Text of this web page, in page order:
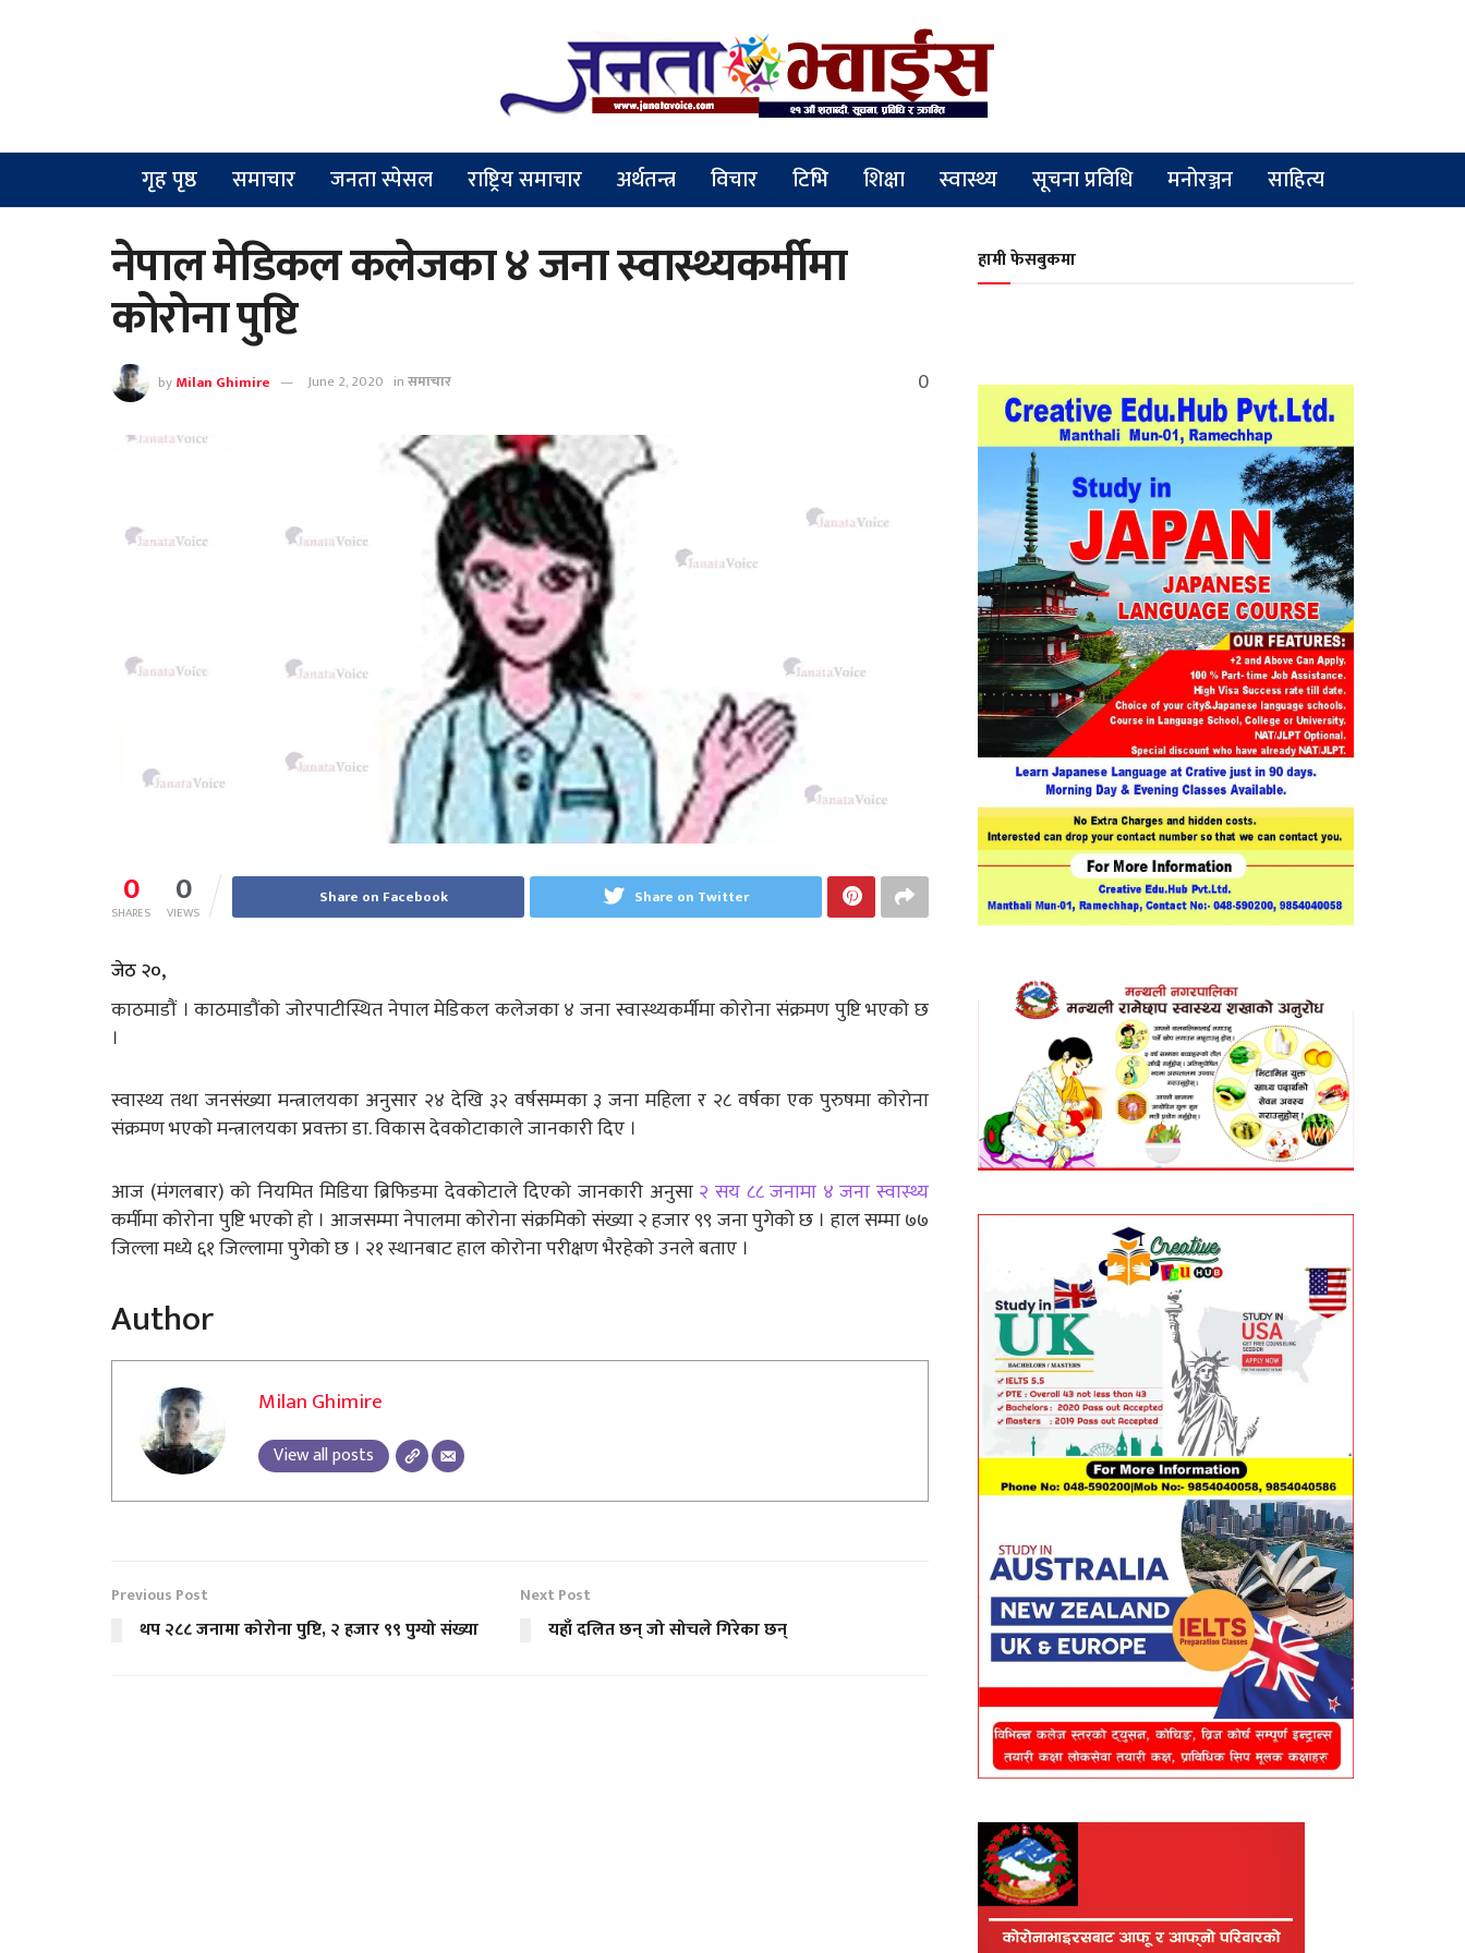
गृह पृष्ठ समाचार जनता स्पेसल राष्ट्रिय समाचार अर्थतन्त्र विचार टिभि शिक्षा स्वास्थ्य सूचना प्रविधि मनोरञ्जन साहित्य
नेपाल मेडिकल कलेजका ४ जना स्वास्थ्यकर्मीमा
कोरोना पुष्टि
byMilan Ghimire June 2, 2020 inसमाचार 0
0
SHARES 0
VIEWS
Share on Facebook Share on Twitter
जेठ २०,
काठमाडौं । काठमाडौंको जोरपाटीस्थित नेपाल मेडिकल कलेजका ४ जना स्वास्थ्यकर्मीमा कोरोना संक्रमण पुष्टि भएको छ
।
स्वास्थ्य तथा जनसंख्या मन्त्रालयका अनुसार २४ देखि ३२ वर्षसम्मका ३ जना महिला र २८ वर्षका एक पुरुषमा कोरोना
संक्रमण भएको मन्त्रालयका प्रवक्ता डा. विकास देवकोटाकाले जानकारी दिए ।
आज (मंगलबार) को नियमित मिडिया ब्रिफिङमा देवकोटाले दिएको जानकारी अनुसा २ सय ८८ जनामा ४ जना स्वास्थ्य
कर्मीमा कोरोना पुष्टि भएको हो । आजसम्मा नेपालमा कोरोना संक्रमिको संख्या २ हजार ९९ जना पुगेको छ । हाल सम्मा ७७
जिल्ला मध्ये ६१ जिल्लामा पुगेको छ । २१ स्थानबाट हाल कोरोना परीक्षण भैरहेको उनले बताए ।
Author
Milan Ghimire
View all posts
Previous Post
थप २८८ जनामा कोरोना पुष्टि, २ हजार ९९ पुग्यो संख्या
Next Post
यहाँ दलित छन् जो सोचले गिरेका छन्
हामी फेसबुकमा